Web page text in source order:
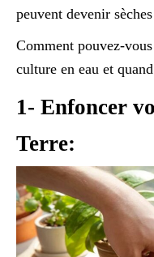
peuvent devenir
Comment pouvez-
culture en eau et
1- Enfoncer
Terre: